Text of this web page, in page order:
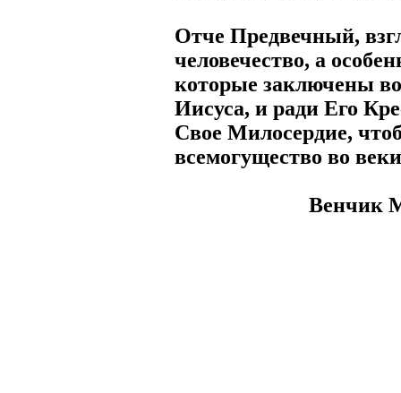
Отче Предвечный,
человечество, а
которые заключены
Иисуса, и ради Его
Свое Милосердие,
всемогущество во
Венчик